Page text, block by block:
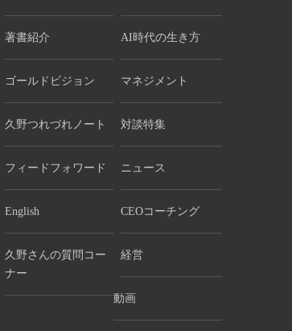
著書紹介 AI時代の生き方
ゴールドビジョン マネジメント
久野つれづれノート 対談特集
フィードフォワード ニュース
English CEOコーチング
久野さんの質問コー
ナー
経営
動画